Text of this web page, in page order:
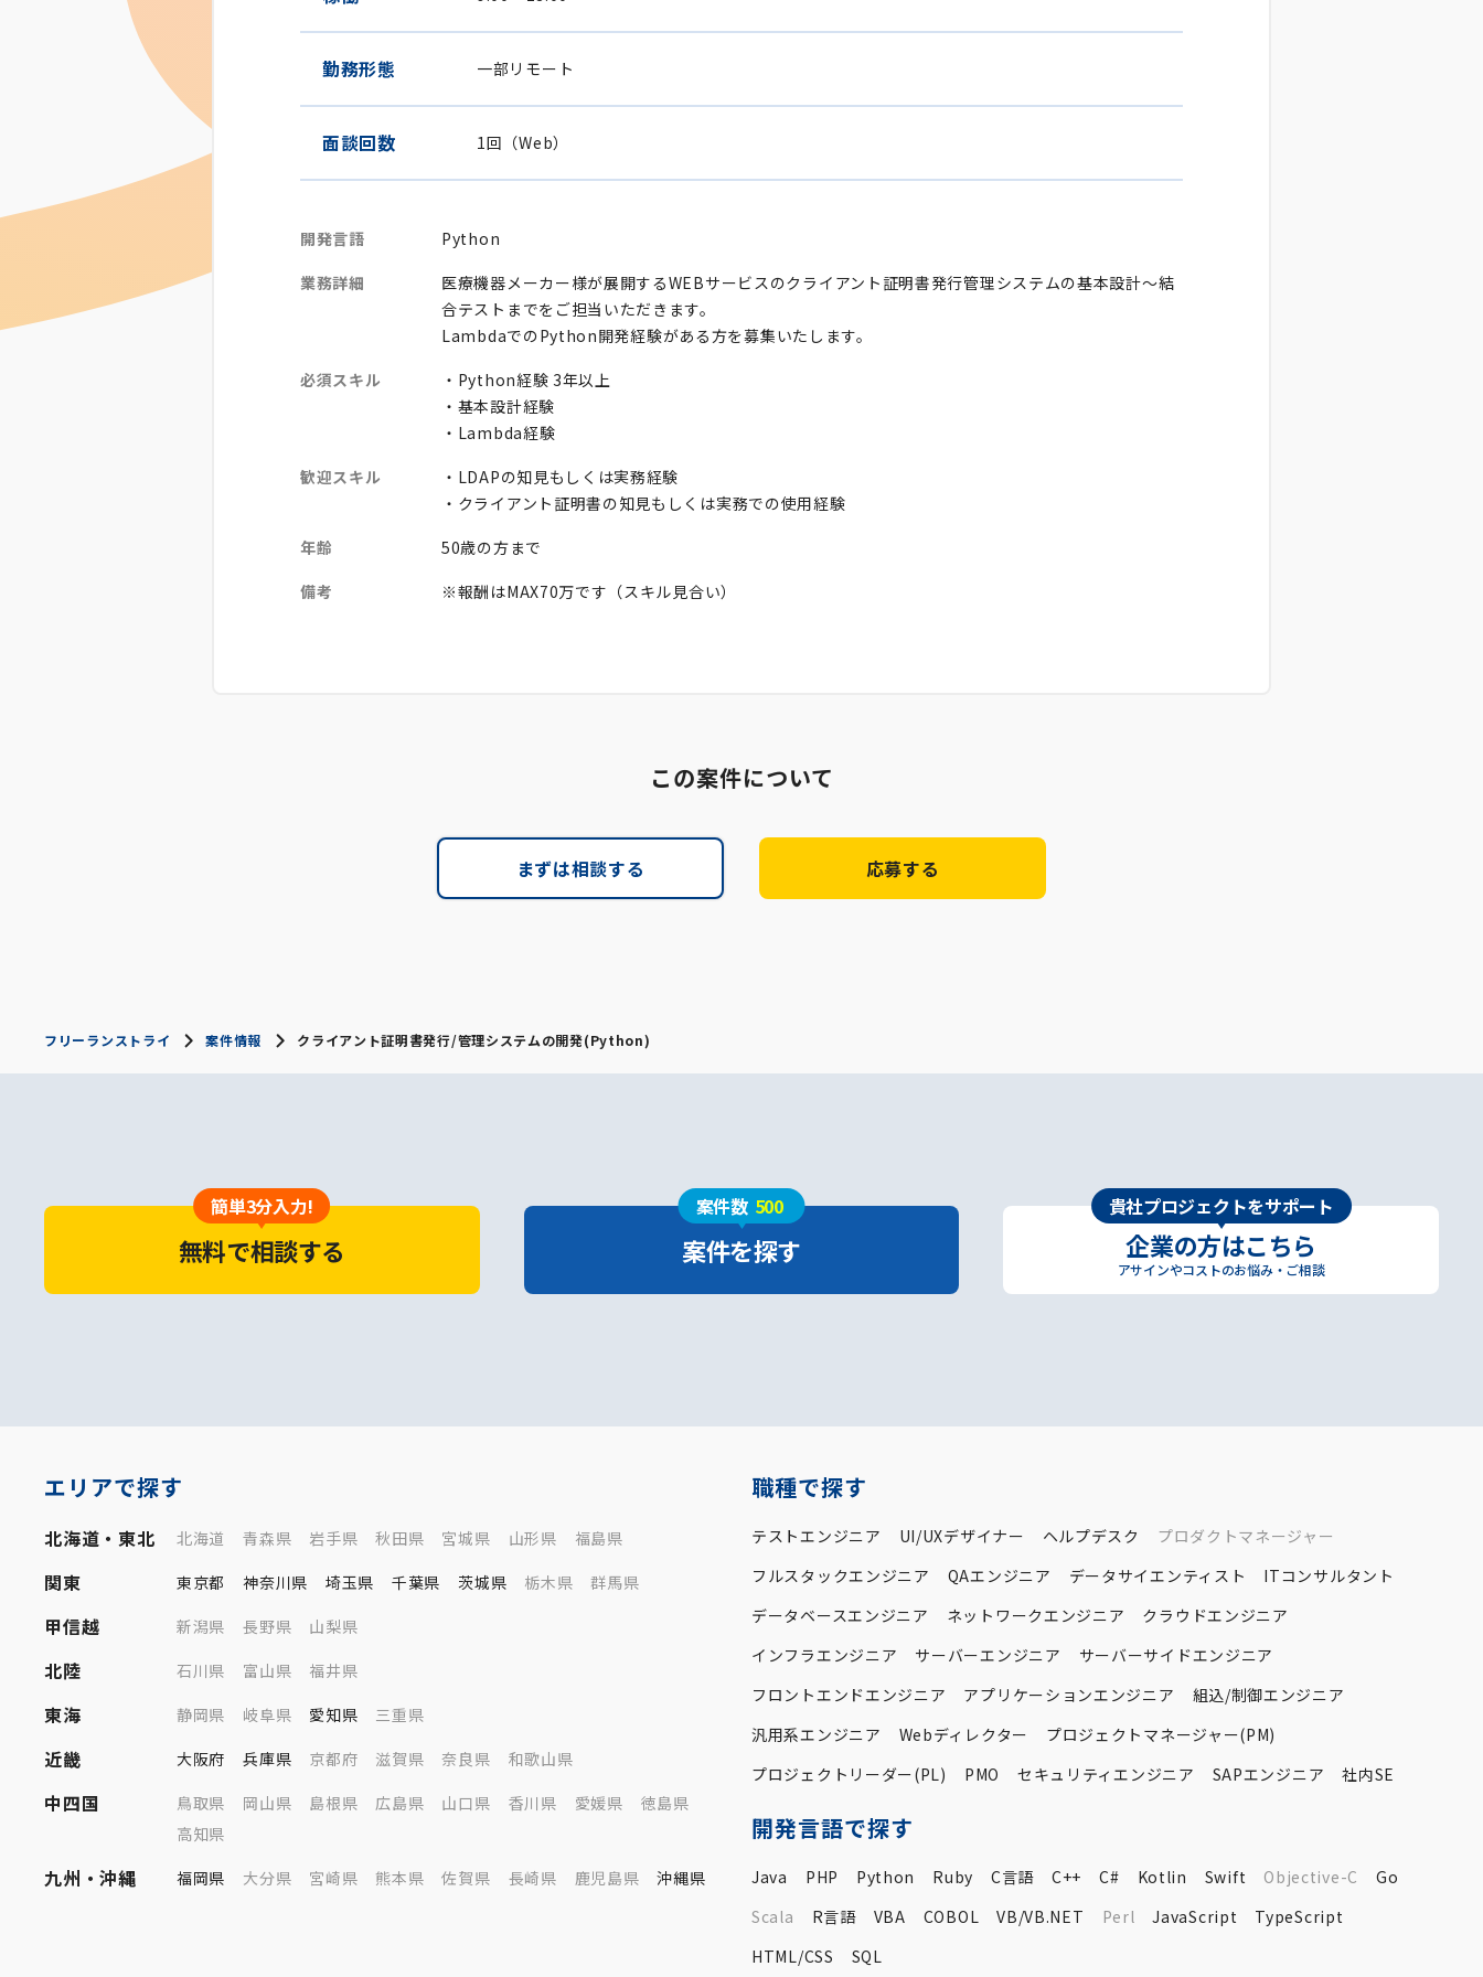
勤務形態 一部リモート
面談回数 1回（Web）
開発言語
Python
業務詳細
医療機器メーカー様が展開するWEBサービスのクライアント証明書発行管理システムの基本設計～結
合テストまでをご担当いただきます。
LambdaでのPython開発経験がある方を募集いたします。
必須スキル
・Python経験 3年以上
・基本設計経験
・Lambda経験
歓迎スキル
・LDAPの知見もしくは実務経験
・クライアント証明書の知見もしくは実務での使用経験
年齢
50歳の方まで
備考
※報酬はMAX70万です（スキル見合い）
この案件について
まずは相談する 応募する
フリーランストライ 案件情報 クライアント証明書発行/管理システムの開発(Python)
簡単3分入力!
無料で相談する
案件数 500
案件を探す
貴社プロジェクトをサポート
企業の方はこちら
アサインやコストのお悩み・ご相談
エリアで探す
北海道・東北 北海道 青森県 岩手県 秋田県 宮城県 山形県 福島県
関東 東京都 神奈川県 埼玉県 千葉県 茨城県 栃木県 群馬県
甲信越 新潟県 長野県 山梨県
北陸 石川県 富山県 福井県
東海 静岡県 岐阜県 愛知県 三重県
近畿 大阪府 兵庫県 京都府 滋賀県 奈良県 和歌山県
中四国 鳥取県 岡山県 島根県 広島県 山口県 香川県 愛媛県
徳島県
高知県
九州・沖縄 福岡県 大分県 宮崎県 熊本県 佐賀県 長崎県 鹿児島県 沖縄県
職種で探す
テストエンジニア UI/UXデザイナー ヘルプデスク
プロダクトマネージャー
フルスタックエンジニア
QAエンジニア データサイエンティスト
ITコンサルタント
データベースエンジニア
ネットワークエンジニア
クラウドエンジニア
インフラエンジニア
サーバーエンジニア
サーバーサイドエンジニア
フロントエンドエンジニア
アプリケーションエンジニア
組込/制御エンジニア
汎用系エンジニア
Webディレクター
プロジェクトマネージャー(PM)
プロジェクトリーダー(PL)
PMO セキュリティエンジニア SAPエンジニア 社内SE
開発言語で探す
Java PHP Python Ruby C言語 C++ C# Kotlin Swift Objective-C
Go
Scala
R言語 VBA COBOL VB/VB.NET Perl JavaScript
TypeScript
HTML/CSS
SQL